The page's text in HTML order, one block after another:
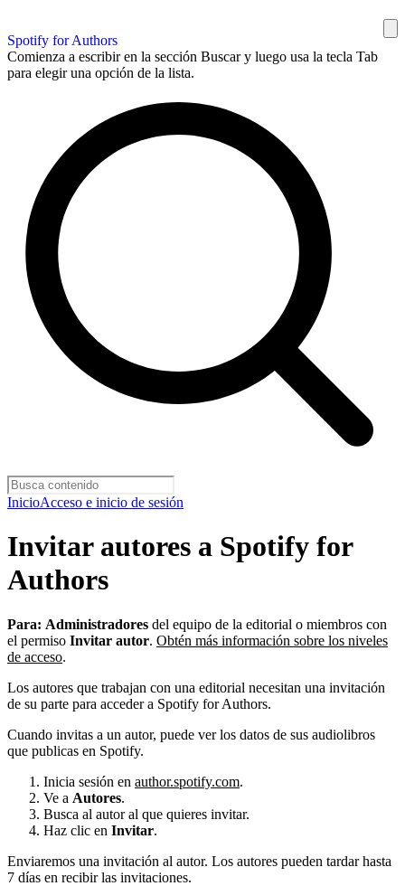
Spotify for Authors
Comienza a escribir en la sección Buscar y luego usa la tecla Tab
para elegir una opción de la lista.
InicioAcceso e inicio de sesión
Invitar autores a Spotify for
Authors
Para: Administradores del equipo de la editorial o miembros con
el permiso Invitar autor. Obtén más información sobre los niveles
de acceso.
Los autores que trabajan con una editorial necesitan una invitación
de su parte para acceder a Spotify for Authors.
Cuando invitas a un autor, puede ver los datos de sus audiolibros
que publicas en Spotify.
Inicia sesión en author.spotify.com.
Ve a Autores.
Busca al autor al que quieres invitar.
Haz clic en Invitar.
Enviaremos una invitación al autor. Los autores pueden tardar hasta
7 días en recibir las invitaciones.